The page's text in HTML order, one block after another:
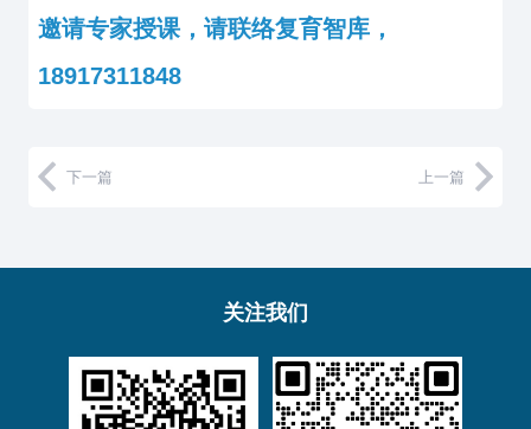
邀请专家授课，请联络复育智库，
18917311848
下一篇 上一篇
关注我们